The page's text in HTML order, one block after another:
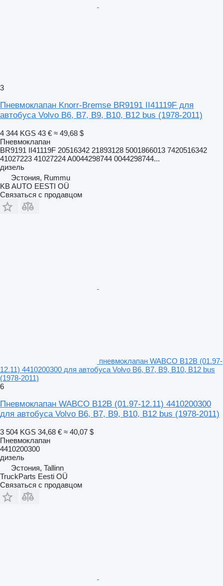
3
Пневмоклапан Knorr-Bremse BR9191 II41119F для
автобуса Volvo B6, B7, B9, B10, B12 bus (1978-2011)
4 344 KGS 43 € ≈ 49,68 $
Пневмоклапан
BR9191 II41119F 20516342 21893128 5001866013 7420516342
41027223 41027224 A0044298744 0044298744...
дизель
Эстония, Rummu
KB AUTO EESTI OÜ
Связаться с продавцом
пневмоклапан WABCO B12B (01.97-
12.11) 4410200300 для автобуса Volvo B6, B7, B9, B10, B12 bus
(1978-2011)
6
Пневмоклапан WABCO B12B (01.97-12.11) 4410200300
для автобуса Volvo B6, B7, B9, B10, B12 bus (1978-2011)
3 504 KGS 34,68 € ≈ 40,07 $
Пневмоклапан
4410200300
дизель
Эстония, Tallinn
TruckParts Eesti OÜ
Связаться с продавцом